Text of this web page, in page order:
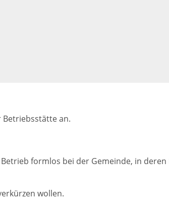
Betriebsstätte an.
formlos bei der Gemeinde, in
wollen.